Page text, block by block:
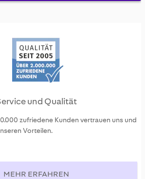
und Qualität
zufriedene Kunden vertrauen uns und
Vorteilen.
MEHR ERFAHREN